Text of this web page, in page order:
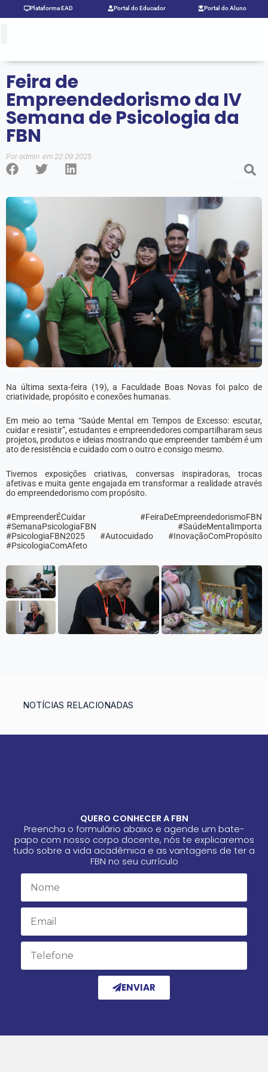
para
Plataforma EAD Portal do Educador Portal do Aluno
Feira de
Empreendedorismo da IV
Semana de Psicologia da
FBN
Poradmin em 22.09.2025
Na última sexta-feira (19), a Faculdade Boas Novas foi palco de
criatividade, propósito e conexões humanas.
Em meio ao tema “Saúde Mental em Tempos de Excesso: escutar,
cuidar e resistir”, estudantes e empreendedores compartilharam seus
projetos, produtos e ideias mostrando que empreender também é um
ato de resistência e cuidado com o outro e consigo mesmo.
Tivemos exposições criativas, conversas inspiradoras, trocas
afetivas e muita gente engajada em transformar a realidade através
do empreendedorismo com propósito.
#EmpreenderÉCuidar #FeiraDeEmpreendedorismoFBN
#SemanaPsicologiaFBN #SaúdeMentalImporta
#PsicologiaFBN2025 #Autocuidado #InovaçãoComPropósito
#PsicologiaComAfeto
NOTÍCIAS RELACIONADAS
QUERO CONHECER A FBN
Preencha o formulário abaixo e agende um bate-
papo com nosso corpo docente, nós te explicaremos
tudo sobre a vida acadêmica e as vantagens de ter a
FBN no seu currículo
ENVIAR